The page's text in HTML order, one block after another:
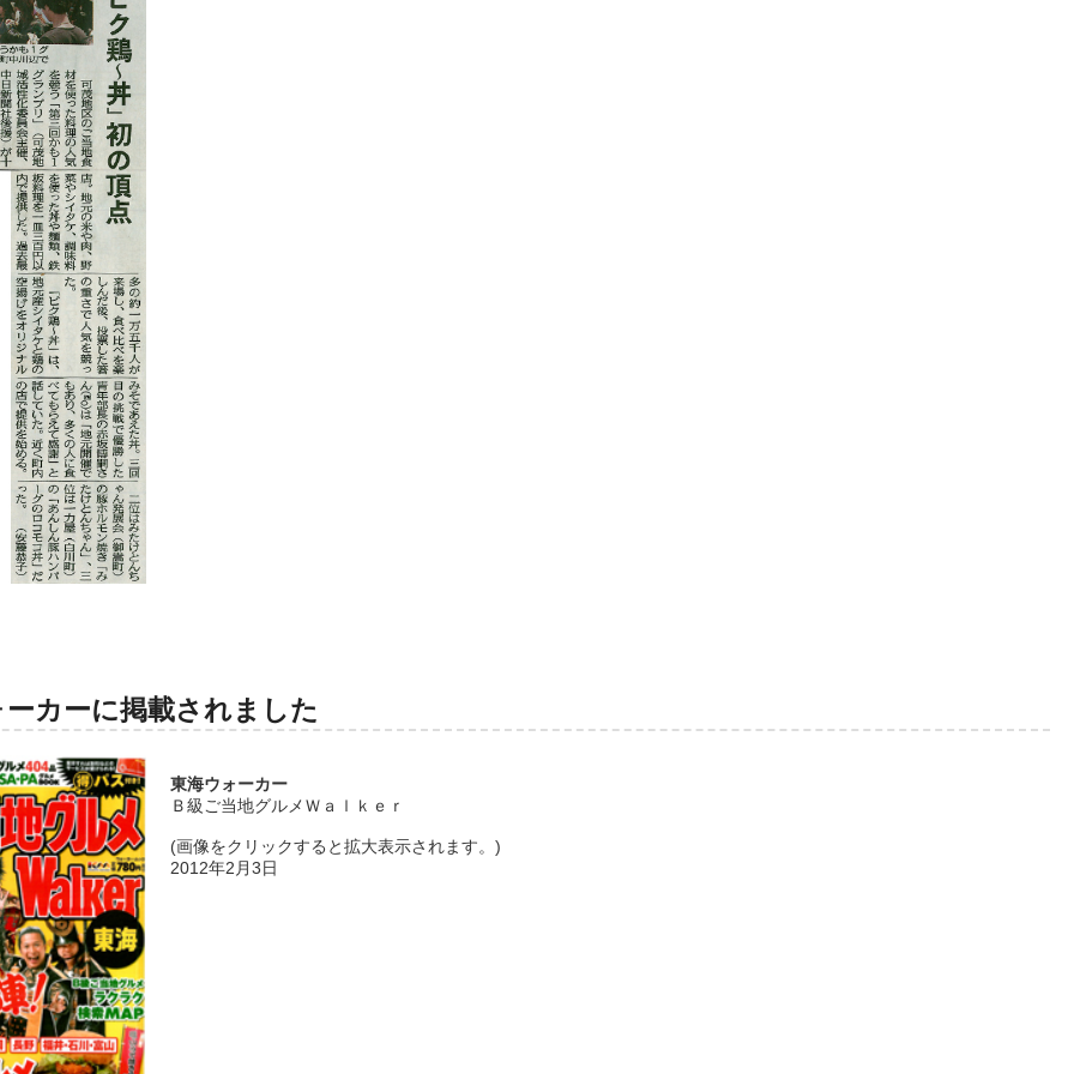
カーに掲載されました
東海ウォーカー
Ｂ級ご当地グルメＷａｌｋｅｒ
(画像をクリックすると拡大表示されます。)
2012年2月3日